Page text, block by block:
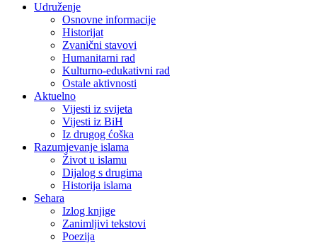
Udruženje
Osnovne informacije
Historijat
Zvanični stavovi
Humanitarni rad
Kulturno-edukativni rad
Ostale aktivnosti
Aktuelno
Vijesti iz svijeta
Vijesti iz BiH
Iz drugog ćoška
Razumjevanje islama
Život u islamu
Dijalog s drugima
Historija islama
Sehara
Izlog knjige
Zanimljivi tekstovi
Poezija